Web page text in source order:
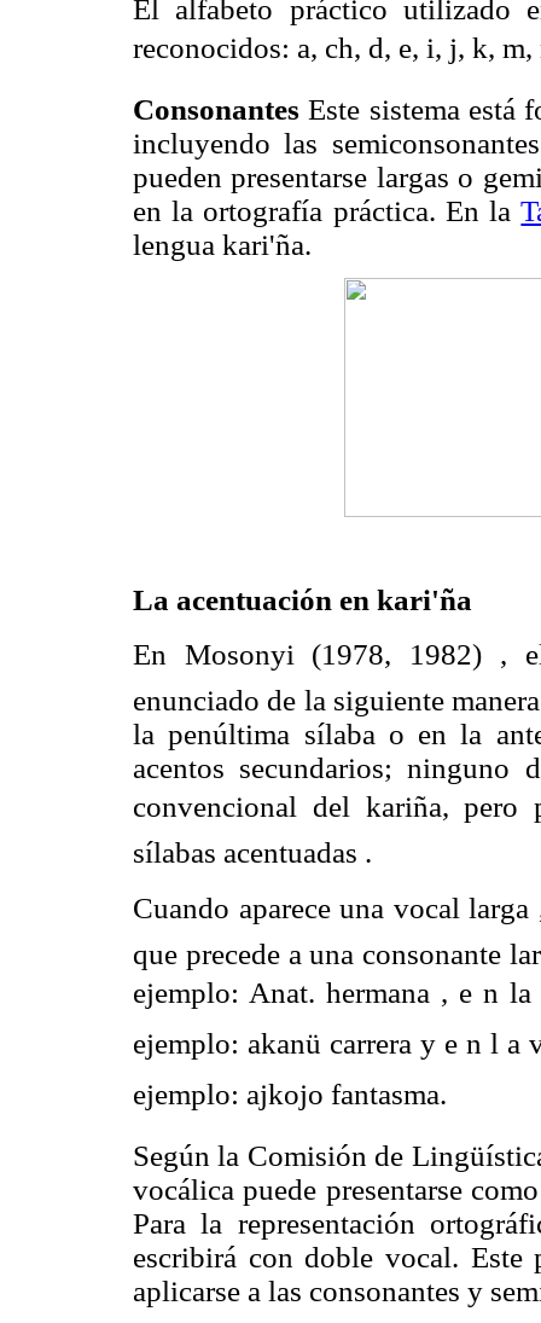
El alfabeto práctico utilizado
reconocidos: a, ch, d, e, i, j, k,
Consonantes Este sistema está
incluyendo las
pueden presentarse largas o
en la ortografía práctica. En la
lengua kari'ña.
La acentuación en kari'ña
En Mosonyi (1978, 1982) ,
enunciado de la siguiente
la penúltima sílaba o en la
acentos secundarios; ninguno
convencional del kariña,
sílabas acentuadas .
Cuando aparece una vocal larga
que precede a una consonante
ejemplo: Anat. hermana , e n
ejemplo: akanü carrera y e n
ejemplo: ajkojo fantasma.
Según la Comisión de
vocálica puede presentarse
Para la representación
escribirá con doble vocal. Este
aplicarse a las consonantes y